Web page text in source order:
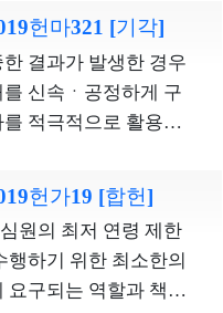
통해 국민들의 애국
립유공자의 애국사
는 차이가 없다. 본문
사후양자를 유족의
대상에서 전면적으로
기능과 요건에 비추
양하기가 사실상 어려
자는 그 수에 제한 없이
는 데 반해 양자는 독
정에 동의하였다는
의 성립을 간주하고
권에 대한 과도한 제
한 적절한 배상이 이루
이 조항이 5ㆍ18보
과 중첩되지 않는 정
배상청구권의 행사까
배상청구권을 침해한
성이 높다. 이 때문에 보
조치를 통해 내부 공
도할 필요성이 인정
고자가 아닌 공익신
고자’라 한다)는 공익
를 위한 보상금 지급
다. ‘공익신고자 보호
목적을 고려하면, 이와
성에 있어 차이가 있
헌마321 [기각]
결과가 발생한 경우
신속ㆍ공정하게 구
적극적으로 활용할
있는 절차가 마련될 필
조정절차를 자동으
된다. 조정절차가 자
신청인은 이의신청을
헌가19 [합헌]
원의 최저 연령 제한
하기 위한 최소한의
요구되는 역할과 책임